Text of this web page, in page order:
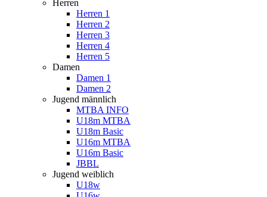
Herren
Herren 1
Herren 2
Herren 3
Herren 4
Herren 5
Damen
Damen 1
Damen 2
Jugend männlich
MTBA INFO
U18m MTBA
U18m Basic
U16m MTBA
U16m Basic
JBBL
Jugend weiblich
U18w